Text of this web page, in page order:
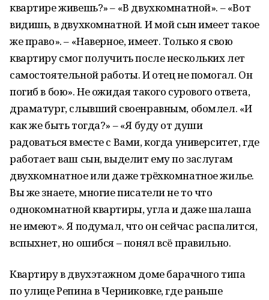
квартире живешь?» – «В двухкомнатной». – «Вот
видишь, в двухкомнатной. И мой сын имеет такое
же право». – «Наверное, имеет. Только я свою
квартиру смог получить после нескольких лет
самостоятельной работы. И отец не помогал. Он
погиб в бою». Не ожидая такого сурового ответа,
драматург, слывший своенравным, обомлел. «И
как же быть тогда?» – «Я буду от души
радоваться вместе с Вами, когда университет, где
работает ваш сын, выделит ему по заслугам
двухкомнатное или даже трёхкомнатное жилье.
Вы же знаете, многие писатели не то что
однокомнатной квартиры, угла и даже шалаша
не имеют». Я подумал, что он сейчас распалится,
вспыхнет, но ошибся – понял всё правильно.
Квартиру в двухэтажном доме барачного типа
по улице Репина в Черниковке, где раньше